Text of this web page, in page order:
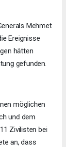
Mehmet
Ereignisse
hätten
gefunden.
möglichen
und dem
Zivilisten bei
an, dass